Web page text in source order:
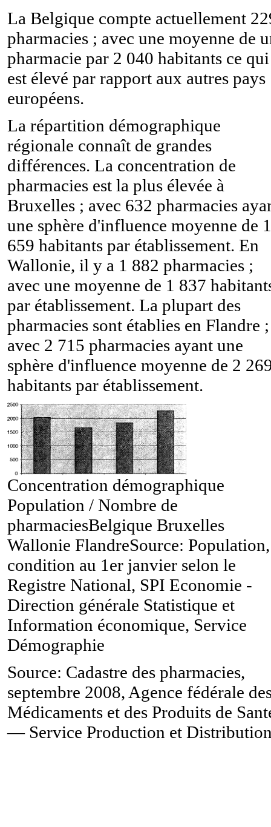
La Belgique compte actuellement
pharmacies ; avec une moyenne de
pharmacie par 2 040 habitants ce qui
est élevé par rapport aux autres pays
européens.
La répartition démographique
régionale connaît de grandes
différences. La concentration de
pharmacies est la plus élevée à
Bruxelles ; avec 632 pharmacies
une sphère d'influence moyenne de 1
659 habitants par établissement. En
Wallonie, il y a 1 882 pharmacies ;
avec une moyenne de 1 837
par établissement. La plupart des
pharmacies sont établies en Flandre ;
avec 2 715 pharmacies ayant une
sphère d'influence moyenne de 2
habitants par établissement.
Concentration démographique
Population / Nombre de
pharmaciesBelgique Bruxelles
Wallonie FlandreSource: Population,
condition au 1er janvier selon le
Registre National, SPI Economie -
Direction générale Statistique et
Information économique, Service
Démographie
Source: Cadastre des pharmacies,
septembre 2008, Agence fédérale
Médicaments et des Produits de
— Service Production et